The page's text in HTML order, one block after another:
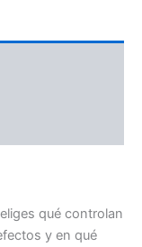
qué controlan
y en qué